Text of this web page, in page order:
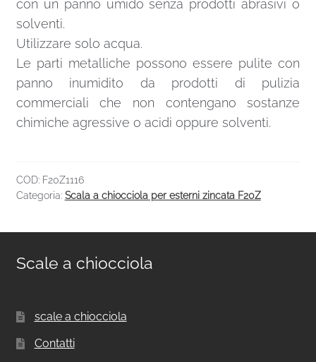
con un panno umido senza prodotti abrasivi o
solventi.
Utilizzare solo acqua.
Le parti metalliche possono essere pulite con
panno inumidito da prodotti di pulizia
commerciali che non contengano sostanze
chimiche agressive o acidi oppure solventi.
COD: F20Z1116
Categoria: Scala a chiocciola per esterni zincata F20Z
Scale a chiocciola
scale a chiocciola
Contatti